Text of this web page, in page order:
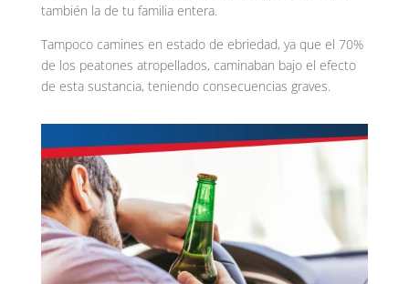
también la de tu familia entera.
Tampoco camines en estado de ebriedad, ya que el 70%
de los peatones atropellados, caminaban bajo el efecto
de esta sustancia, teniendo consecuencias graves.